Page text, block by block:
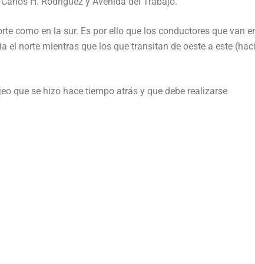
como en la sur. Es por ello que los conductores que van
el norte mientras que los que transitan de oeste a este
que se hizo hace tiempo atrás y que debe realizarse